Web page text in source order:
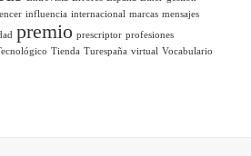
influencia internacional marcas mensajes
premio prescriptor profesiones
Tienda Turespaña virtual Vocabulario